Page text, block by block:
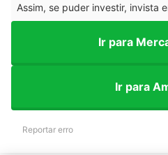
Assim, se puder investir, invista
Ir para
Ir para
Reportar erro